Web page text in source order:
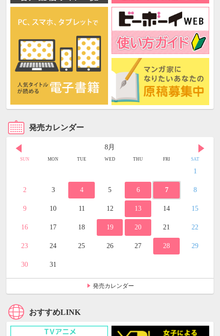
発売カレンダー
8月
SUN MON TUE WED THU FRI SAT
1
2 3 4 5 6 7 8
9 10 11 12 13 14 15
16 17 18 19 20 21 22
23 24 25 26 27 28 29
30 31
発売カレンダー
おすすめLINK